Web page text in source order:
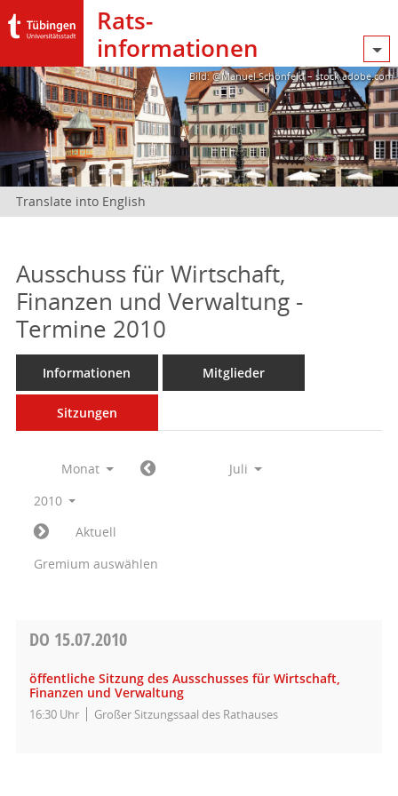
Rats­
informationen
Bild: @Manuel Schönfeld – stock.adobe.com
Translate into English
Ausschuss für Wirtschaft,
Finanzen und Verwaltung -
Termine 2010
Informationen Mitglieder
Sitzungen
Monat
Juli
2010
Aktuell
Gremium auswählen
DO 15.07.2010
öffentliche Sitzung des Ausschusses für Wirtschaft,
Finanzen und Verwaltung
16:30 Uhr Großer Sitzungssaal des Rathauses